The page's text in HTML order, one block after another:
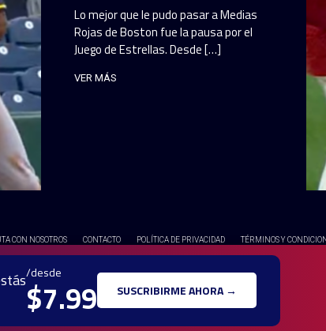
Lo mejor que le pudo pasar a Medias
Rojas de Boston fue la pausa por el
Juego de Estrellas. Desde […]
VER MÁS
CON NOSOTROS CONTACTO POLÍTICA DE PRIVACIDAD TÉRMINOS Y
© 2025 TODOS LOS DERECHOS RESERVADOS - UNA
/desde
$7.99 SUSCRIBIRME AHORA →